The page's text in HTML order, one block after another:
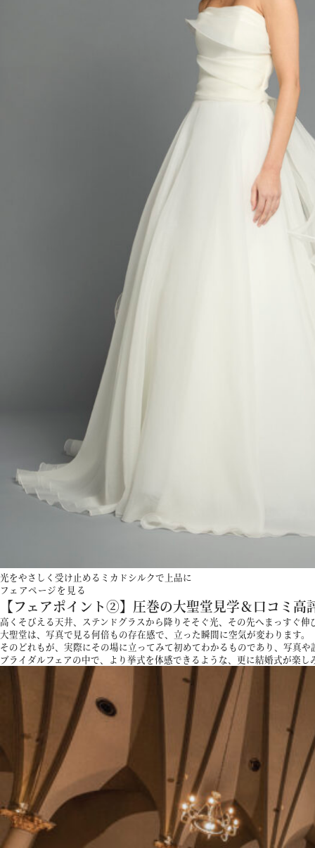
光をやさしく受け止めるミカドシルクで上品に
フェアページを見る
【フェアポイント②】圧巻の大聖堂見学＆口コミ高
高くそびえる天井、ステンドグラスから降りそそぐ光、その先へまっすぐ伸
大聖堂は、写真で見る何倍もの存在感で、立った瞬間に空気が変わります。
そのどれもが、実際にその場に立ってみて初めてわかるものであり、写真
ブライダルフェアの中で、より挙式を体感できるような、更に結婚式が楽